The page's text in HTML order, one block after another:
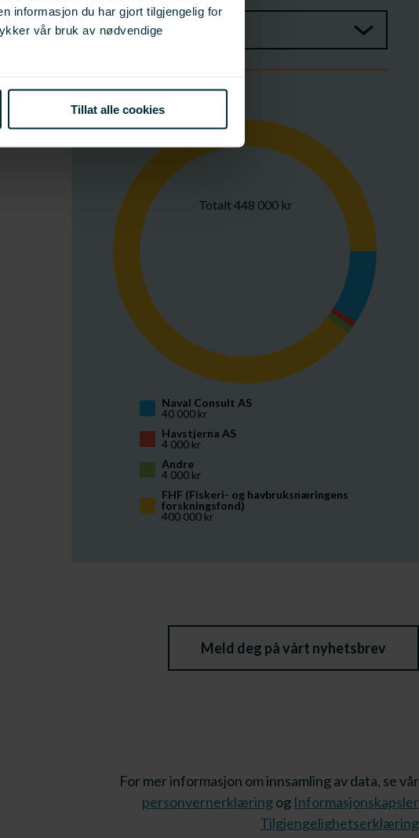
informasjon du har gjort tilgjengelig for
vår bruk av nødvendige
Tillat alle cookies
Observatør
Budsjett
Totalt 448 000 kr
Naval Consult AS
40 000 kr
Havstjerna AS
4 000 kr
Andre
4 000 kr
FHF (Fiskeri- og havbruksnæringens
forskningsfond)
400 000 kr
Meld deg på vårt nyhetsbrev
For mer informasjon om innsamling av data, se vår
personvernerklæringog Informasjonskapsler
Tilgjengelighetserklæring